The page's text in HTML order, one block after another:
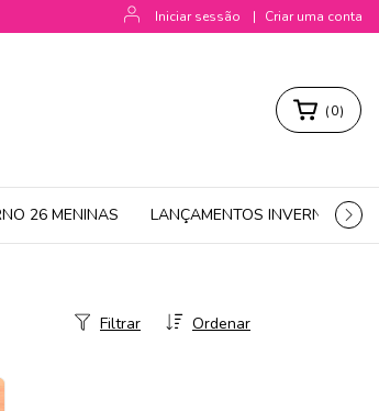
Iniciar sessão | Criar uma conta
(0)
26 MENINAS LANÇAMENTOS INVERNO 26
Ordenar
Filtrar